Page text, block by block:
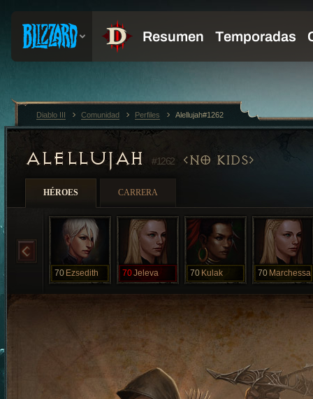
ALELLUJAH #1262 NO KIDS
HÉROES CARRERA
70 Ezsedith 70Jeleva 70 Kulak 70 Marchessa
Diablo III Comunidad Perfiles Alellujah#1262